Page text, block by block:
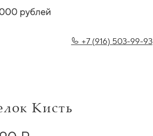
+7 (916) 503-99-93
Кисть